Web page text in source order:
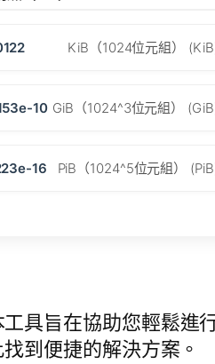
KiB（1024位元組）
10 GiB（1024^3位元組）
16 PiB（1024^5位元組）
具旨在協助您輕鬆進
到便捷的解決方案。